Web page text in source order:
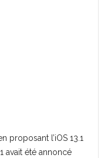
proposant l’iOS 13.1
avait été annoncé